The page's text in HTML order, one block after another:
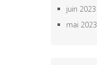
juin 2023
mai 2023